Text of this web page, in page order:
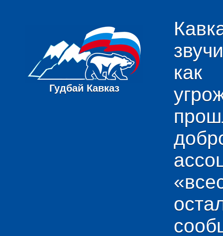
Гудбай Кавказ